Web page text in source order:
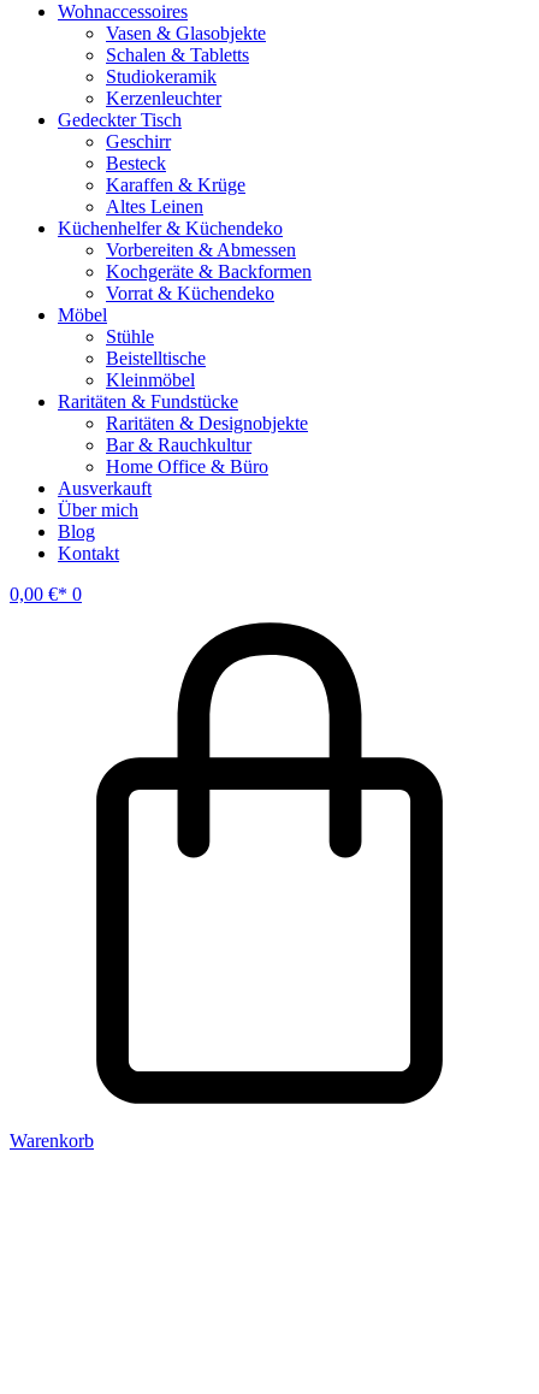
Wohnaccessoires
Vasen & Glasobjekte
Schalen & Tabletts
Studiokeramik
Kerzenleuchter
Gedeckter Tisch
Geschirr
Besteck
Karaffen & Krüge
Altes Leinen
Küchenhelfer & Küchendeko
Vorbereiten & Abmessen
Kochgeräte & Backformen
Vorrat & Küchendeko
Möbel
Stühle
Beistelltische
Kleinmöbel
Raritäten & Fundstücke
Raritäten & Designobjekte
Bar & Rauchkultur
Home Office & Büro
Ausverkauft
Über mich
Blog
Kontakt
0,00 € 0
Warenkorb